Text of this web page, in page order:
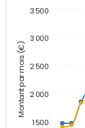
Montant par mois (€)
1 500
2 000
2 500
3 000
3 500